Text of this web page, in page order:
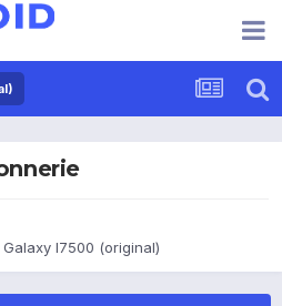
I7500 (original)